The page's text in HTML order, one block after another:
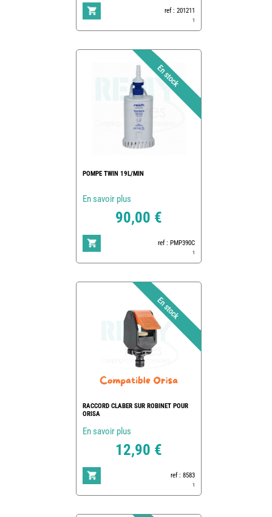
ref : 201211
1
POMPE TWIN 19L/MIN
En savoir plus
90,00 €
ref : PMP390C
1
RACCORD CLABER SUR ROBINET POUR
ORISA
En savoir plus
12,90 €
ref : 8583
1